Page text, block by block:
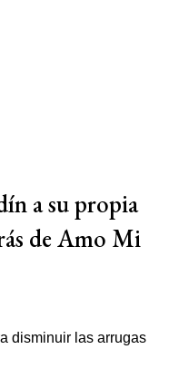
a su propia
de Amo Mi